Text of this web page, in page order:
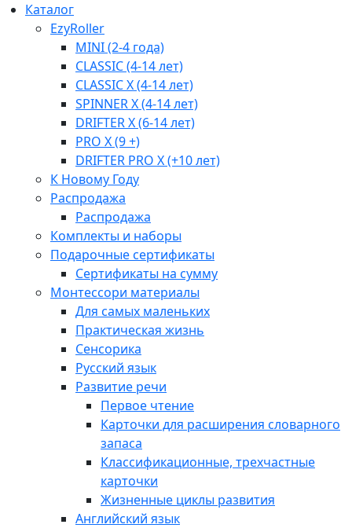
Каталог
EzyRoller
MINI (2-4 года)
CLASSIC (4-14 лет)
CLASSIC X (4-14 лет)
SPINNER X (4-14 лет)
DRIFTER X (6-14 лет)
PRO X (9 +)
DRIFTER PRO X (+10 лет)
К Новому Году
Распродажа
Распродажа
Комплекты и наборы
Подарочные сертификаты
Сертификаты на сумму
Монтессори материалы
Для самых маленьких
Практическая жизнь
Сенсорика
Русский язык
Развитие речи
Первое чтение
Карточки для расширения словарного
запаса
Классификационные, трехчастные
карточки
Жизненные циклы развития
Английский язык